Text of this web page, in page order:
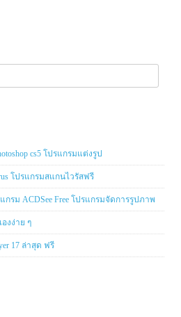
cs5 โปรแกรมแต่งรูป
โปรแกรมสแกนไวรัสฟรี
รม ACDSee Free โปรแกรมจัดการรูปภาพ
งง่าย ๆ
17 ล่าสุด ฟรี